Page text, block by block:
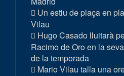
Un estiu de plaça en
Vilau
Hugo Casado lluitarà
Racimo de Oro en la
de la temporada
Mario Vilau talla una